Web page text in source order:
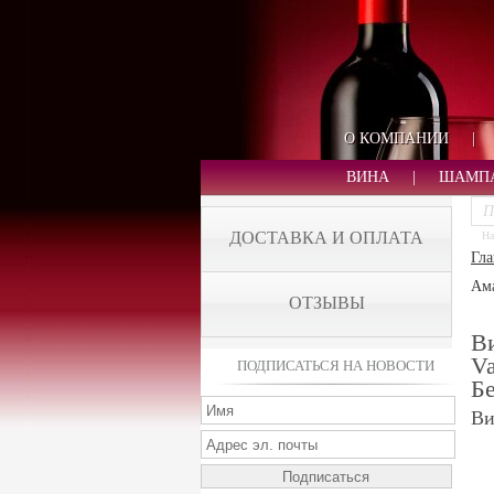
О КОМПАНИИ |
ВИНА
ДОСТАВКА И ОПЛАТА
ОТЗЫВЫ
ПОДПИСАТЬСЯ НА НОВОСТИ